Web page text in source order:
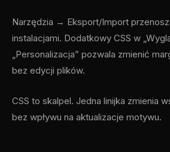
Narzędzia → Eksport/Import
instalacjami. Dodatkowy CSS w
„Personalizacja” pozwala zmienić
bez edycji plików.
CSS to skalpel. Jedna linijka zmienia
bez wpływu na aktualizacje motywu.